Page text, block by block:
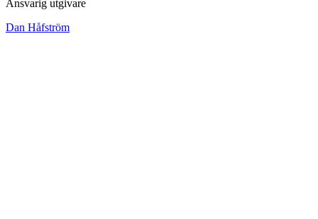
Ansvarig utgivare
Dan Håfström